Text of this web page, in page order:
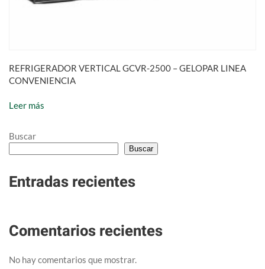
REFRIGERADOR VERTICAL GCVR-2500 – GELOPAR LINEA
CONVENIENCIA
Leer más
Buscar
Buscar
Entradas recientes
Comentarios recientes
No hay comentarios que mostrar.